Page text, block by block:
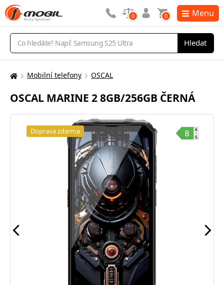
Vyhledávání
Hledat
0 0 Menu
Zde
nacházíte:
Mobilní telefony OSCAL
OSCAL MARINE 2 8GB/256GB ČERNÁ
Doprava zdarma